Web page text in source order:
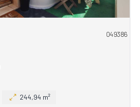
049386
244,94 m²